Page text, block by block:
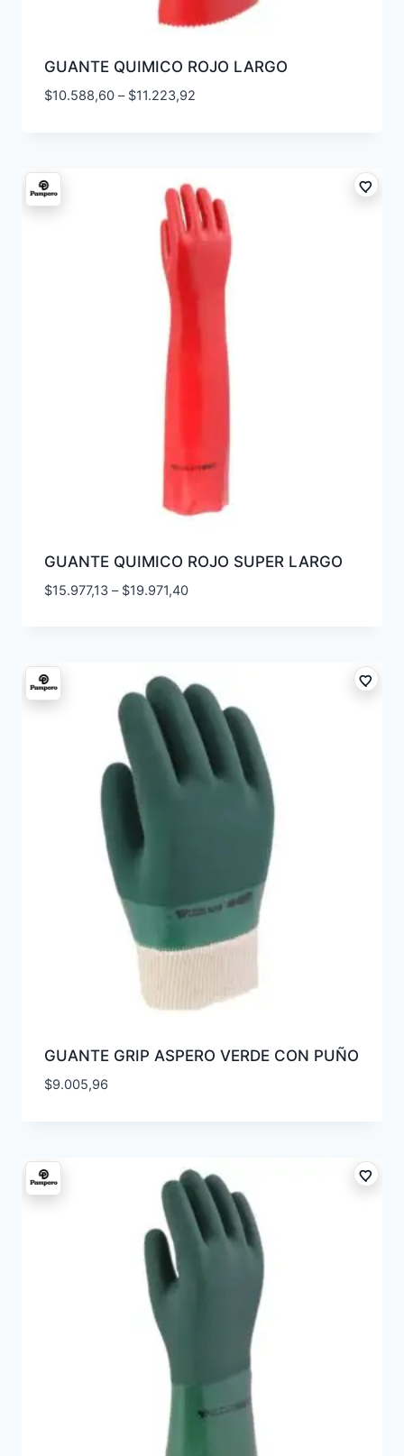
GUANTE QUIMICO ROJO LARGO
$10.588,60 – $11.223,92
GUANTE QUIMICO ROJO SUPER LARGO
$15.977,13 – $19.971,40
GUANTE GRIP ASPERO VERDE CON PUÑO
$9.005,96